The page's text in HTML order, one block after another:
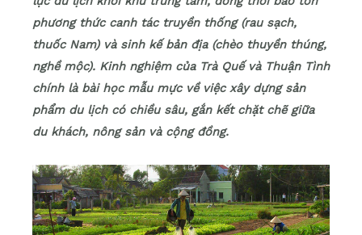
phương thức canh tác truyền thống (rau sạch,
thuốc Nam) và sinh kế bản địa (chèo thuyền thúng,
nghề mộc). Kinh nghiệm của Trà Quế và Thuận Tình
chính là bài học mẫu mực về việc xây dựng sản
phẩm du lịch có chiều sâu, gắn kết chặt chẽ giữa
du khách, nông sản và cộng đồng.